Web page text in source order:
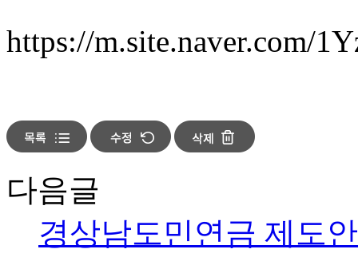
https://m.site.naver.com/
다음글
경상남도민연금 제도